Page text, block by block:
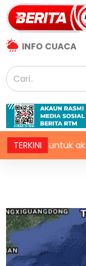
INFO CUACA
TERKINI
luar